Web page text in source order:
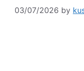
03/07/2026 by